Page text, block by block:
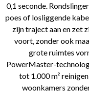
0,1 seconde.
poes of losliggende
zijn traject aan en zet
voort, zonder ook
grote ruimtes
PowerMaster-
tot 1.000 m²
woonkamers